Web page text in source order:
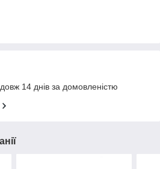
14 днів за домовленістю